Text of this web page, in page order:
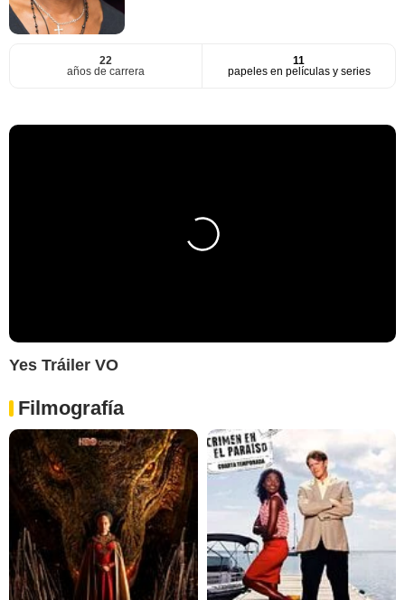
22
años de carrera
11
papeles en películas y series
Yes Tráiler VO
Filmografía